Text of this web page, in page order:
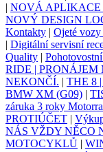
| NOVÁ
NOVÝ DESIGN
Kontakty | Ojeté
| Digitální servisní
Quality |
RIDE |
NEKONČÍ. | THE 8 |
BMW XM (G09) |
záruka 3 roky
PROTIÚČET |
NÁS VŽDY NĚCO
MOTOCYKLŮ |